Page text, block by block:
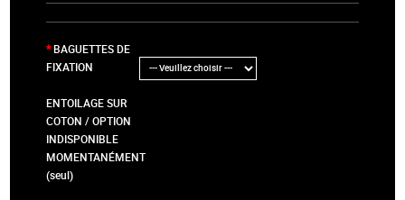
BAGUETTES DE
FIXATION
ENTOILAGE SUR
COTON / OPTION
INDISPONIBLE
MOMENTANÉMENT
(seul)